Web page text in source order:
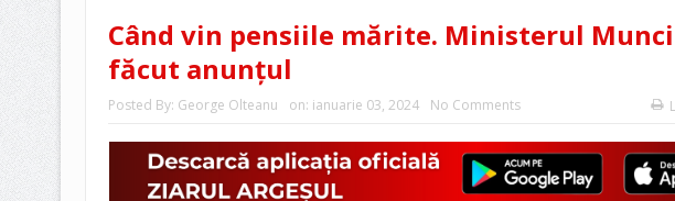
Când vin pensiile mărite. Ministerul
făcut anunțul
Posted By: George Olteanu on: ianuarie 03, 2024 No Comments